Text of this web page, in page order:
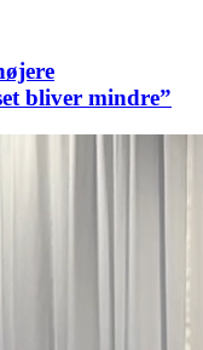
bliver mindre”